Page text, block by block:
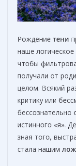
Рождение тени
наше
чтобы
получали от
целом. Всякий
критику или
бессознательно
истинного «я».
зная того,
стала нашим